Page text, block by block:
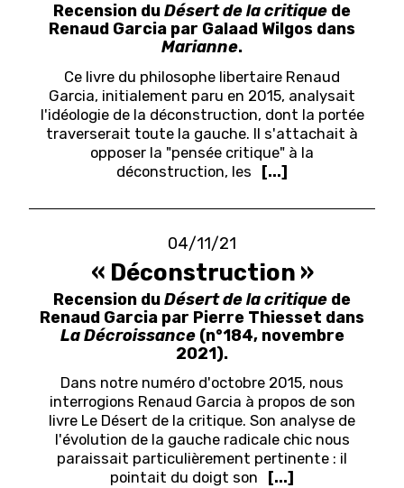
Recension duDésert de la critique de
Renaud Garcia par Galaad Wilgos dans
Marianne.
Ce livre du philosophe libertaire Renaud
Garcia, initialement paru en 2015, analysait
l'idéologie de la déconstruction, dont la portée
traverserait toute la gauche. Il s'attachait à
opposer la "pensée critique" à la
déconstruction, les
[...]
04/11/21
« Déconstruction »
Recension duDésert de la critique de
Renaud Garcia par Pierre Thiesset dans
La Décroissance(n°184, novembre
2021).
Dans notre numéro d'octobre 2015, nous
interrogions Renaud Garcia à propos de son
livre Le Désert de la critique. Son analyse de
l'évolution de la gauche radicale chic nous
paraissait particulièrement pertinente : il
pointait du doigt son
[...]